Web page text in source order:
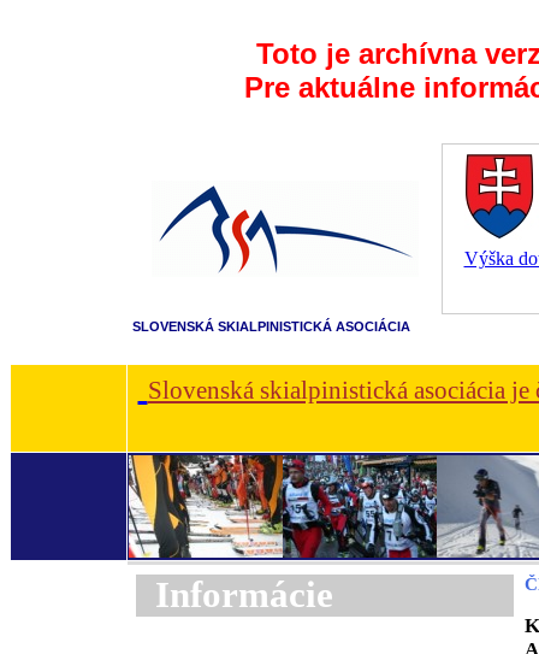
Toto je archívna
Pre aktuálne
Výška
SLOVENSKÁ SKIALPINISTICKÁ ASOCIÁCIA
Slovenská skialpinistická asociácia
Informácie